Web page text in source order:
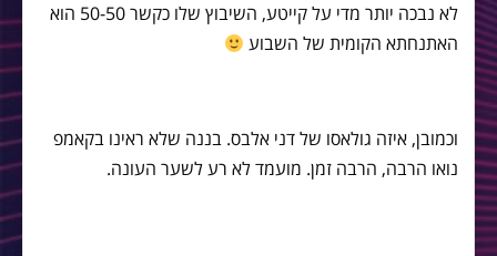
לא נבכה יותר מדי על קייטע, השיבוץ שלו כקשר 50-50 הוא
האתנחתא הקומית של השבוע
וכמובן, איזה גולאסו של דני אלבס. בננה שלא ראינו בקאמפ
נואו הרבה, הרבה זמן. מועמד לא רע לשער העונה.